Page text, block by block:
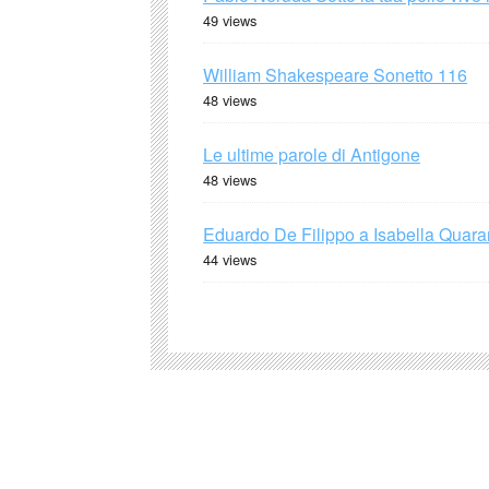
49 views
William Shakespeare Sonetto 116
48 views
Le ultime parole di Antigone
48 views
Eduardo De Filippo a Isabella
44 views